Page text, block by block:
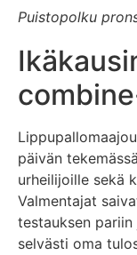
Puistopolku
päivän
urheilijoille sekä
Valmentajat
testauksen
selvästi oma